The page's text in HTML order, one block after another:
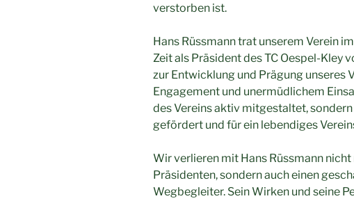
verstorben ist.
Hans Rüssmann trat unserem Verein
Zeit als Präsident des TC Oespel-Kley
zur Entwicklung und Prägung unseres
Engagement und unermüdlichem
des Vereins aktiv mitgestaltet,
gefördert und für ein lebendiges
Wir verlieren mit Hans Rüssmann
Präsidenten, sondern auch einen
Wegbegleiter. Sein Wirken und seine